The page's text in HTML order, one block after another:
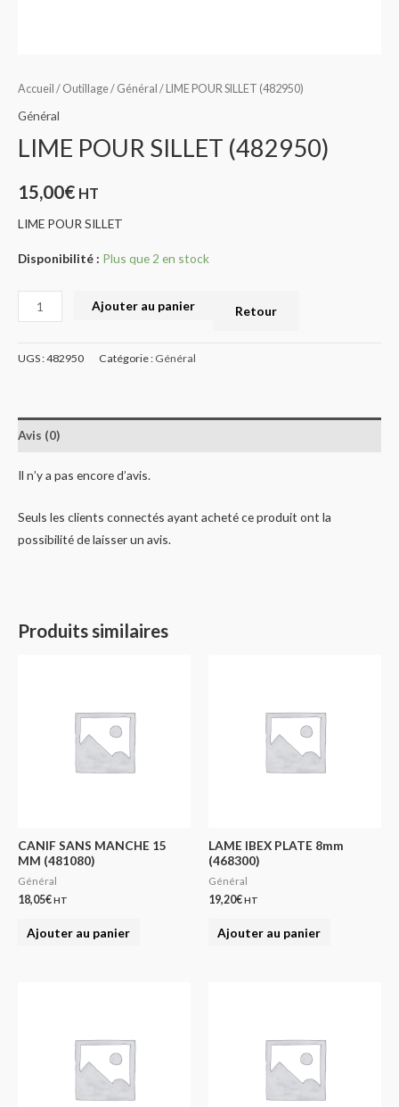
Accueil / Outillage/ Général / LIME POUR SILLET (482950)
Général
LIME POUR SILLET (482950)
15,00€ HT
LIME POUR SILLET
Disponibilité : Plus que 2 en stock
Ajouter au panier Retour
UGS :482950 Catégorie : Général
Avis (0)
Il n’y a pas encore d’avis.
Seuls les clients connectés ayant acheté ce produit ont la
possibilité de laisser un avis.
Produits similaires
CANIF SANS MANCHE 15
MM (481080)
Général
18,05€HT
Ajouter au panier
LAME IBEX PLATE 8mm
(468300)
Général
19,20€HT
Ajouter au panier